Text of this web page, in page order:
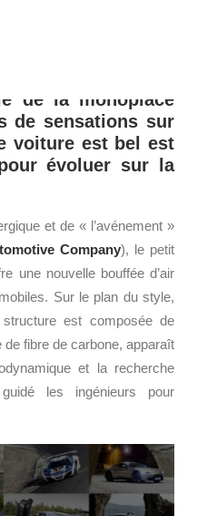
of Speed de
Mono R a fait une
de la monoplace
de sensations sur
voiture est bel est
évoluer sur la
et de « l’avénement »
Company), le petit
une nouvelle bouffée d’air
Sur le plan du style,
est composée de
fibre de carbone, apparaît
et la recherche
les ingénieurs pour